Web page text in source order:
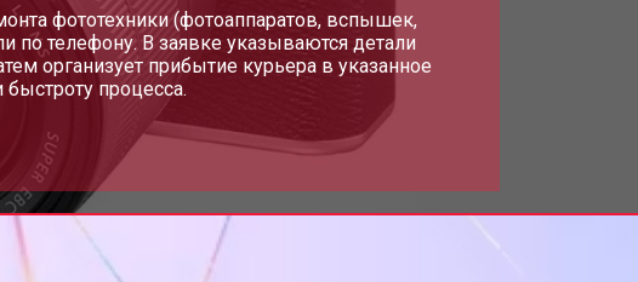
от 3300 ₽ Заказать
от 3100 ₽
фототехники (фотоаппаратов, вспышек,
по телефону. В заявке указываются детали
организует прибытие курьера в указанное
процесса.